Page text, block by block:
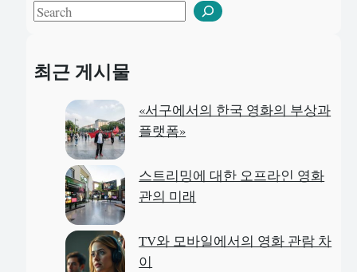
S
r
최근 게시물
«서구에서의 한국 영화의 부상과
플랫폼»
스트리밍에 대한 오프라인 영화
관의 미래
TV와 모바일에서의 영화 관람 차
이